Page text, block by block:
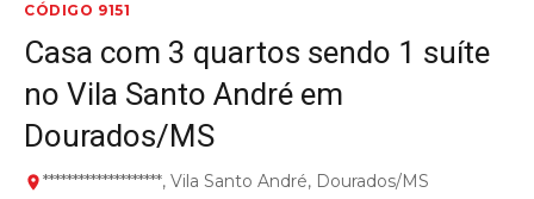
CÓDIGO 9151
Casa com 3 quartos sendo 1 suíte
no Vila Santo André em
Dourados/MS
********************, Vila Santo André, Dourados/MS